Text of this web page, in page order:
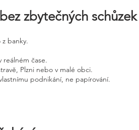
zbytečných schůzek
banky.
reálném čase.
Plzni nebo v malé obci.
podnikání, ne papírování.